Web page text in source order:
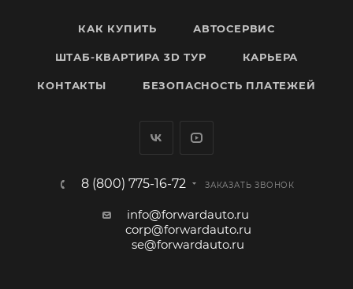
КАК КУПИТЬ АВТОСЕРВИС
ШТАБ-КВАРТИРА 3D ТУР КАРЬЕРА
КОНТАКТЫ БЕЗОПАСНОСТЬ ПЛАТЕЖЕЙ
8 (800) 775-16-72 ЗАКАЗАТЬ ЗВОНОК
info@forwardauto.ru
corp@forwardauto.ru
se@forwardauto.ru